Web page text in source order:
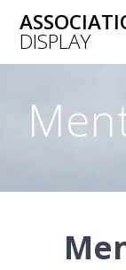
DISPLAY